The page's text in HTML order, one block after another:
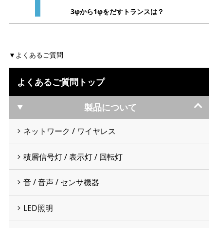
3φから1φをだすトランスは？
よくあるご質問
よくあるご質問トップ
製品について
ネットワーク / ワイヤレス
積層信号灯 / 表示灯 / 回転灯
音 / 音声 / センサ機器
LED照明